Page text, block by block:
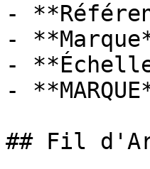
-
-
-
-
## Fil